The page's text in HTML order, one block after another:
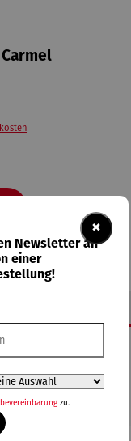
×
Newsletter an
einer
zu.